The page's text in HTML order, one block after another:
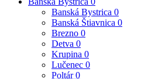
Banská Bystrica 0
Banská Štiavnica 0
Brezno 0
Detva 0
Krupina 0
Lučenec 0
Poltár0